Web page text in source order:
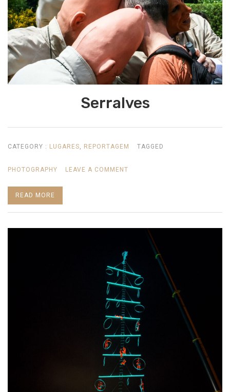
Serralves
CATEGORY : LUGARES, REPORTAGEM TAGGED
PHOTOGRAPHY LEAVE A COMMENT
READ MORE